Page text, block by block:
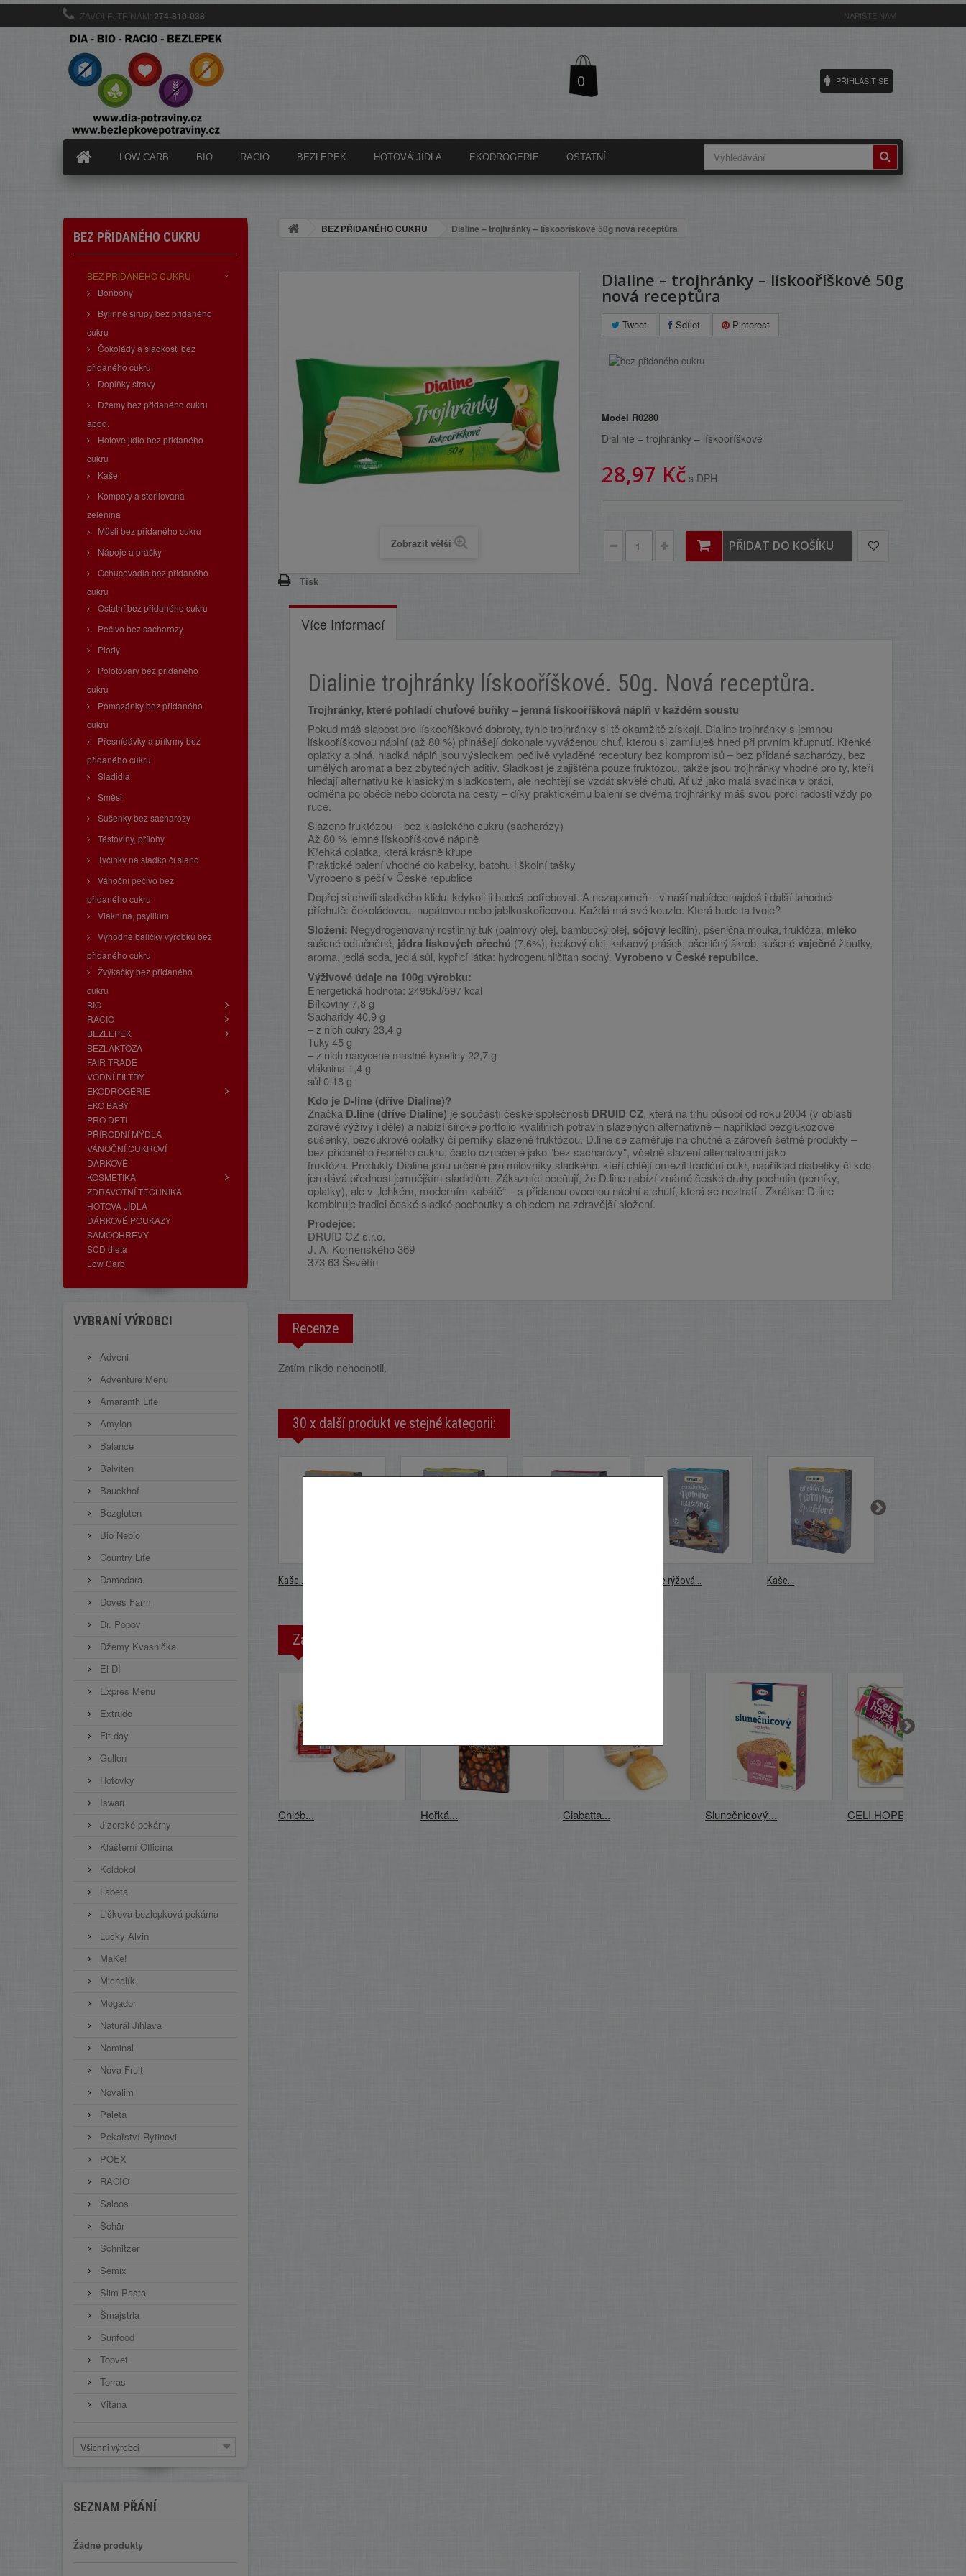
NAPIŠTE NÁM
ZAVOLEJTE NÁM: 274-810-038
0 PŘIHLÁSIT SE
LOW CARB BIO RACIO BEZLEPEK HOTOVÁ JÍDLA EKODROGERIE OSTATNÍ
BEZ PŘIDANÉHO CUKRU
BEZ PŘIDANÉHO CUKRU
Bonbóny
Bylinné sirupy bez přidaného
cukru
Čokolády a sladkosti bez
přidaného cukru
Doplňky stravy
Džemy bez přidaného cukru
apod.
Hotové jídlo bez přidaného
cukru
Kaše
Kompoty a sterilovaná
zelenina
Müsli bez přidaného cukru
Nápoje a prášky
Ochucovadla bez přidaného
cukru
Ostatní bez přidaného cukru
Pečivo bez sacharózy
Plody
Polotovary bez přidaného
cukru
Pomazánky bez přidaného
cukru
Přesnídávky a příkrmy bez
přidaného cukru
Sladidla
Směsi
Sušenky bez sacharózy
Těstoviny, přílohy
Tyčinky na sladko či slano
Vánoční pečivo bez
přidaného cukru
Vláknina, psyllium
Výhodné balíčky výrobků bez
přidaného cukru
Žvýkačky bez přidaného
cukru
BIO
RACIO
BEZLEPEK
BEZLAKTÓZA
FAIR TRADE
VODNÍ FILTRY
EKODROGÉRIE
EKO BABY
PRO DĚTI
PŘÍRODNÍ MÝDLA
VÁNOČNÍ CUKROVÍ
DÁRKOVÉ
KOSMETIKA
ZDRAVOTNÍ TECHNIKA
HOTOVÁ JÍDLA
DÁRKOVÉ POUKAZY
SAMOOHŘEVY
SCD dieta
Low Carb
VYBRANÍ VÝROBCI
Adveni
Adventure Menu
Amaranth Life
Amylon
Balance
Balviten
Bauckhof
Bezgluten
Bio Nebio
Country Life
Damodara
Doves Farm
Dr. Popov
Džemy Kvasnička
El DI
Expres Menu
Extrudo
Fit-day
Gullon
Hotovky
Iswari
Jizerské pekárny
Klášterní Officína
Koldokol
Labeta
Liškova bezlepková pekárna
Lucky Alvin
MaKe!
Michalík
Mogador
Naturál Jihlava
Nominal
Nova Fruit
Novalim
Paleta
Pekařství Rytinovi
POEX
RACIO
Saloos
Schär
Schnitzer
Semix
Slim Pasta
Šmajstrla
Sunfood
Topvet
Torras
Vitana
Všichni výrobci
SEZNAM PŘÁNÍ
Žádné produkty
BEZ PŘIDANÉHO CUKRU Dialine – trojhránky – lískooříškové 50g nová receptůra
Zobrazit větší
Tisk
Dialine – trojhránky – lískooříškové 50g
nová receptůra
Tweet Sdílet Pinterest
Model R0280
Dialinie – trojhránky – lískooříškové
28,97 Kč s DPH
PŘIDAT DO KOŠÍKU
Více Informací
Dialinie trojhránky lískooříškové. 50g. Nová receptůra.
Trojhránky, které pohladí chuťové buňky – jemná lískooříšková náplň v každém soustu
Pokud máš slabost pro lískooříškové dobroty, tyhle trojhránky si tě okamžitě získají. Dialine trojhránky s jemnou
lískooříškovou náplní (až 80 %) přinášejí dokonale vyváženou chuť, kterou si zamiluješ hned při prvním křupnutí. Křehké
oplatky a plná, hladká náplň jsou výsledkem pečlivě vyladěné receptury bez kompromisů – bez přidané sacharózy, bez
umělých aromat a bez zbytečných aditiv. Sladkost je zajištěna pouze fruktózou, takže jsou trojhránky vhodné pro ty, kteří
hledají alternativu ke klasickým sladkostem, ale nechtějí se vzdát skvělé chuti. Ať už jako malá svačinka v práci,
odměna po obědě nebo dobrota na cesty – díky praktickému balení se dvěma trojhránky máš svou porci radosti vždy po
ruce.
Slazeno fruktózou – bez klasického cukru (sacharózy)
Až 80 % jemné lískooříškové náplně
Křehká oplatka, která krásně křupe
Praktické balení vhodné do kabelky, batohu i školní tašky
Vyrobeno s péčí v České republice
Dopřej si chvíli sladkého klidu, kdykoli ji budeš potřebovat. A nezapomeň – v naší nabídce najdeš i další lahodné
příchutě: čokoládovou, nugátovou nebo jablkoskořicovou. Každá má své kouzlo. Která bude ta tvoje?
Složení: Negydrogenovaný rostlinný tuk (palmový olej, bambucký olej, sójový lecitin), pšeničná mouka, fruktóza, mléko
sušené odtučněné, jádra lískových ořechů (7,6%), řepkový olej, kakaový prášek, pšeničný škrob, sušenévaječné žloutky,
aroma, jedlá soda, jedlá sůl, kypřicí látka: hydrogenuhličitan sodný. Vyrobeno v České republice.
Výživové údaje na 100g výrobku:
Energetická hodnota: 2495kJ/597 kcal
Bílkoviny 7,8 g
Sacharidy 40,9 g
– z nich cukry 23,4 g
Tuky 45 g
– z nich nasycené mastné kyseliny 22,7 g
vláknina 1,4 g
sůl 0,18 g
Kdo je D-line (dříve Dialine)?
Značka D.line (dříve Dialine) je součástí české společnosti DRUID CZ, která na trhu působí od roku 2004 (v oblasti
zdravé výživy i déle) a nabízí široké portfolio kvalitních potravin slazených alternativně – například bezglukózové
sušenky, bezcukrové oplatky či perníky slazené fruktózou. D.line se zaměřuje na chutné a zároveň šetrné produkty –
bez přidaného řepného cukru, často označené jako "bez sacharózy", včetně slazení alternativami jako
fruktóza. Produkty Dialine jsou určené pro milovníky sladkého, kteří chtějí omezit tradiční cukr, například diabetiky či kdo
jen dává přednost jemnějším sladidlům. Zákazníci oceňují, že D.line nabízí známé české druhy pochutin (perníky,
oplatky), ale v „lehkém, moderním kabátě“ – s přidanou ovocnou náplní a chutí, která se neztratí . Zkrátka: D.line
kombinuje tradici české sladké pochoutky s ohledem na zdravější složení.
Prodejce:
DRUID CZ s.r.o.
J. A. Komenského 369
373 63 Ševětín
Recenze
Zatím nikdo nehodnotil.
30 x další produkt ve stejné kategorii:
Kaše... Kaše rýžová... Kaše...
Zákazníci, kteří si koupili tento produkt, koupili také:
Chléb... Hořká... Ciabatta... Slunečnicový... CELI HOPE...